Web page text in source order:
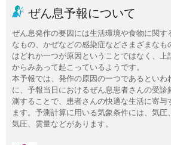
ぜん息予報について
ぜん息発作の要因には生活環境や食物に関す
なもの、かぜなどの感染症などさまざまなも
はどれか一つが原因ということではなく、上
からみあって起こっているようです。
本予報では、発作の原因の一つであるといわ
に、予報当日におけるぜん息患者さんの受診
測することで、患者さんの快適な生活に寄与
ます。予測計算に用いる気象条件には、気圧
気圧、雲量などがあります。